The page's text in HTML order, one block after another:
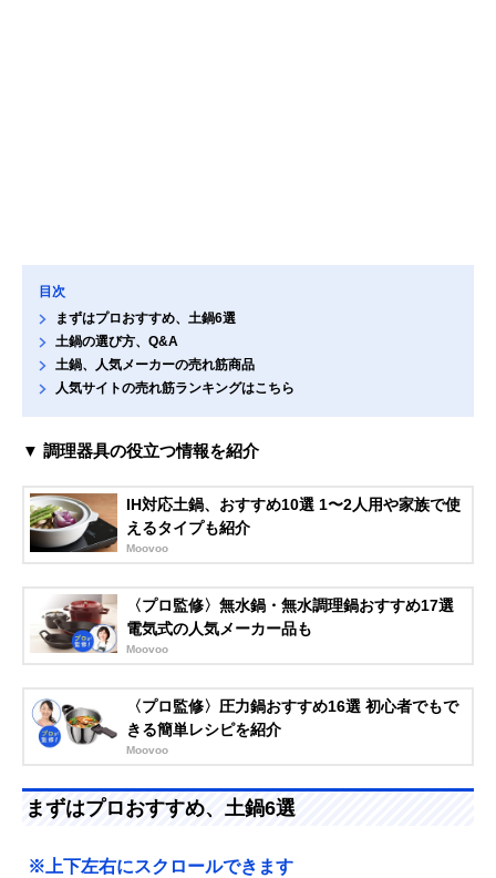
目次
まずはプロおすすめ、土鍋6選
土鍋の選び方、Q&A
土鍋、人気メーカーの売れ筋商品
人気サイトの売れ筋ランキングはこちら
▼ 調理器具の役立つ情報を紹介
IH対応土鍋、おすすめ10選 1〜2人用や家族で使
えるタイプも紹介
Moovoo
〈プロ監修〉無水鍋・無水調理鍋おすすめ17選
電気式の人気メーカー品も
Moovoo
〈プロ監修〉圧力鍋おすすめ16選 初心者でもで
きる簡単レシピを紹介
Moovoo
まずはプロおすすめ、土鍋6選
※上下左右にスクロールできます